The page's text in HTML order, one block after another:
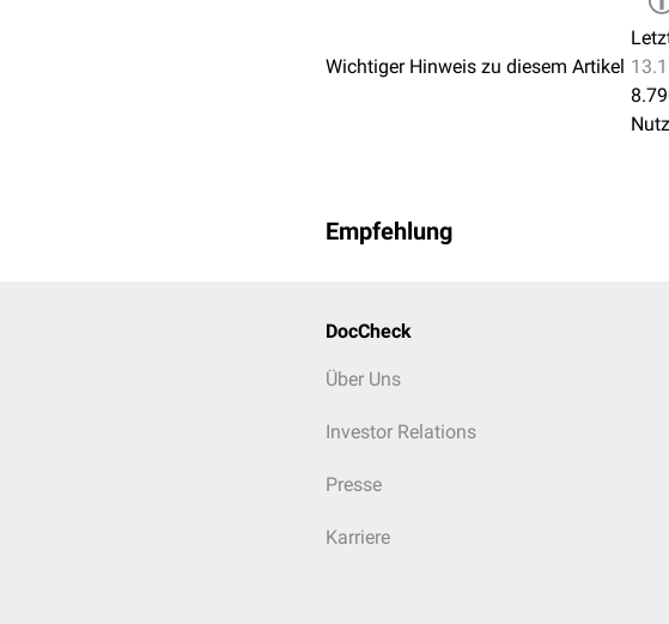
Wichtiger Hinweis zu diesem Artikel
Empfehlung
DocCheck
Über Uns
Investor Relations
Presse
Karriere